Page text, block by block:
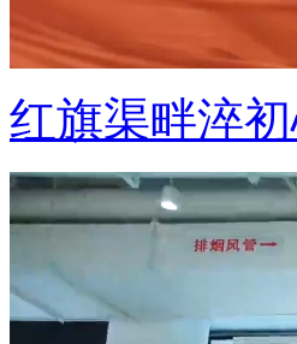
红旗渠畔淬